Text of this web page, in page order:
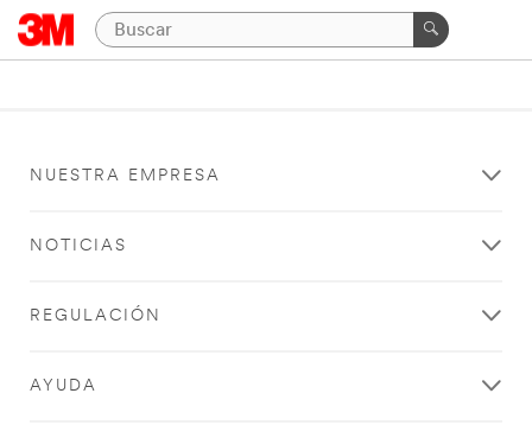
NUESTRA EMPRESA
NOTICIAS
REGULACIÓN
AYUDA